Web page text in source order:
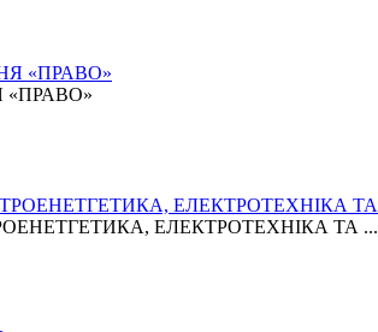
«ПРАВО»
ЕЛЕКТРОТЕХНІКА ТА ...